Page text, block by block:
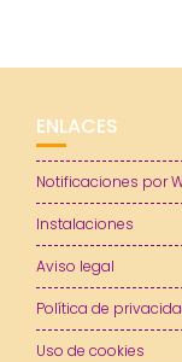
ENLACES
Notificaciones por
Instalaciones
Aviso legal
Política de
Uso de cookies